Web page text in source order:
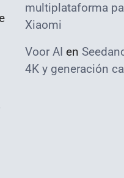
multiplataforma
Xiaomi
Voor AI en
4K y generación